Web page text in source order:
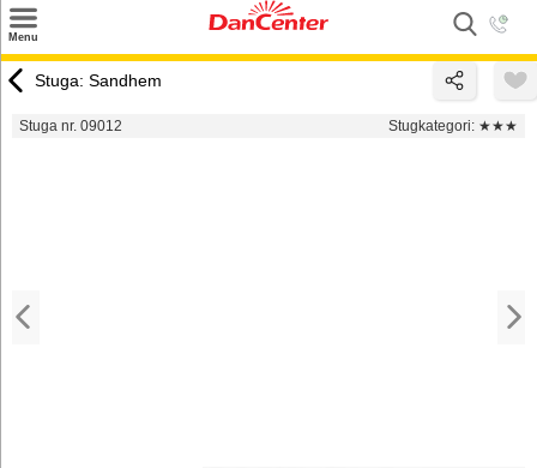
Menu
Tilbud
Stuga: Sandhem
Stuga nr. 09012 Stugkategori: ★★★